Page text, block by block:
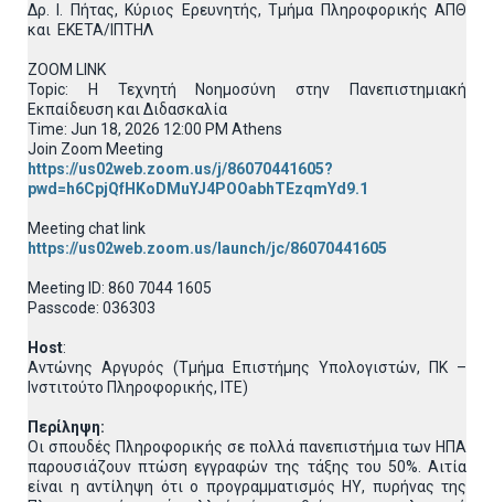
Δρ. Ι. Πήτας, Κύριος Ερευνητής, Τμήμα Πληροφορικής ΑΠΘ
και ΕΚΕΤΑ/ΙΠΤΗΛ
ZOOM LINK
Topic: Η Τεχνητή Νοημοσύνη στην Πανεπιστημιακή
Εκπαίδευση και Διδασκαλία
Time: Jun 18, 2026 12:00 PM Athens
Join Zoom Meeting
https://us02web.zoom.us/j/86070441605?
pwd=h6CpjQfHKoDMuYJ4POOabhTEzqmYd9.1
Meeting chat link
https://us02web.zoom.us/launch/jc/86070441605
Meeting ID: 860 7044 1605
Passcode: 036303
Host:
Αντώνης Αργυρός (Τμήμα Επιστήμης Υπολογιστών, ΠΚ –
Ινστιτούτο Πληροφορικής, ΙΤΕ)
Περίληψη:
Οι σπουδές Πληροφορικής σε πολλά πανεπιστήμια των ΗΠΑ
παρουσιάζουν πτώση εγγραφών της τάξης του 50%. Αιτία
είναι η αντίληψη ότι ο προγραμματισμός ΗΥ, πυρήνας της